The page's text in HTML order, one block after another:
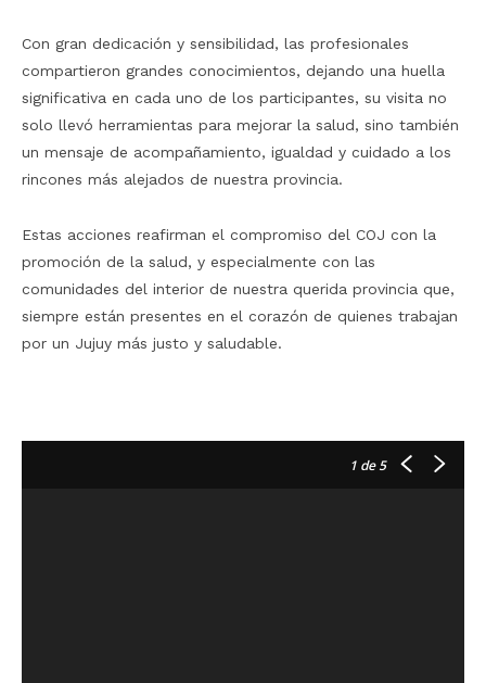
Con gran dedicación y sensibilidad, las profesionales
compartieron grandes conocimientos, dejando una huella
significativa en cada uno de los participantes, su visita no
solo llevó herramientas para mejorar la salud, sino también
un mensaje de acompañamiento, igualdad y cuidado a los
rincones más alejados de nuestra provincia.
Estas acciones reafirman el compromiso del COJ con la
promoción de la salud, y especialmente con las
comunidades del interior de nuestra querida provincia que,
siempre están presentes en el corazón de quienes trabajan
por un Jujuy más justo y saludable.
1 de 5